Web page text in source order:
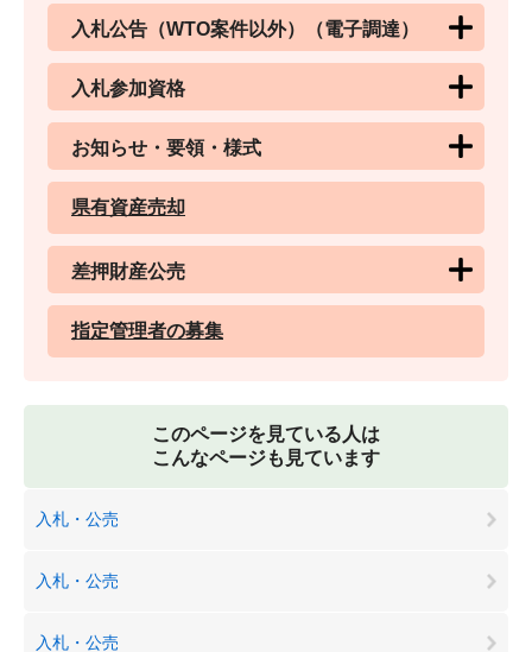
入札公告（WTO案件以外）（電子調達）
入札参加資格
お知らせ・要領・様式
県有資産売却
差押財産公売
指定管理者の募集
このページを見ている人は
こんなページも見ています
入札・公売
入札・公売
入札・公売